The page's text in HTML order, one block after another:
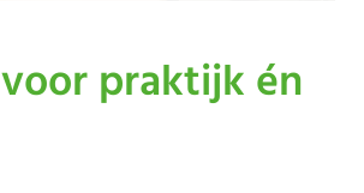
praktijk én